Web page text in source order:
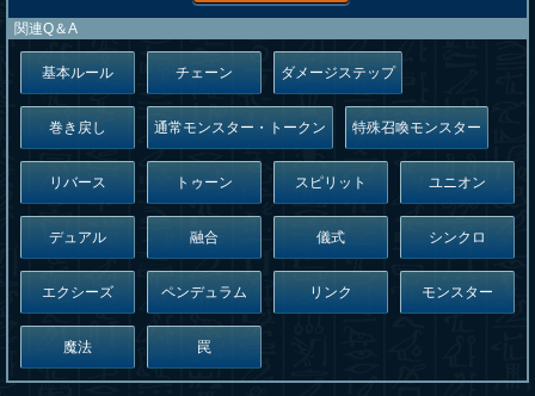
関連Q＆A
基本ルール チェーン ダメージステップ
巻き戻し 通常モンスター・トークン 特殊召喚モンスター
リバース トゥーン スピリット ユニオン
デュアル 融合 儀式 シンクロ
エクシーズ ペンデュラム リンク モンスター
魔法 罠